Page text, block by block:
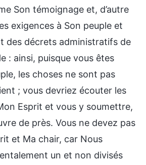
Son témoignage et, d’autre
exigences à Son peuple et
des décrets administratifs de
: ainsi, puisque vous êtes
les choses ne sont pas
; vous devriez écouter les
Esprit et vous y soumettre,
de près. Vous ne devez pas
et Ma chair, car Nous
un et non divisés